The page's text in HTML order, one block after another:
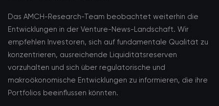
Das AMCH-Research-Team beobachtet weiterhin die
Entwicklungen in der Venture-News-Landschaft. Wir
empfehlen Investoren, sich auf fundamentale Qualität zu
konzentrieren, ausreichende Liquiditätsreserven
vorzuhalten und sich über regulatorische und
makroökonomische Entwicklungen zu informieren, die ihre
Portfolios beeinflussen könnten.